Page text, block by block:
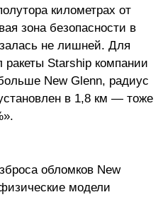
километрах от
зона безопасности в
не лишней. Для
Starship компании
New Glenn, радиус
в 1,8 км — тоже
обломков New
модели